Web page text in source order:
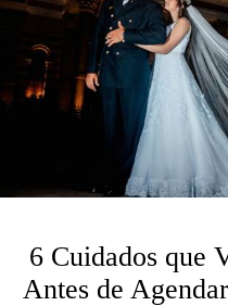
6 Cuidados que
Antes de